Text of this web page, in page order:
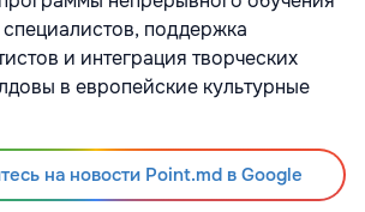
поддержка
и интеграция творческих
в европейские культурные
на новости Point.md в Google